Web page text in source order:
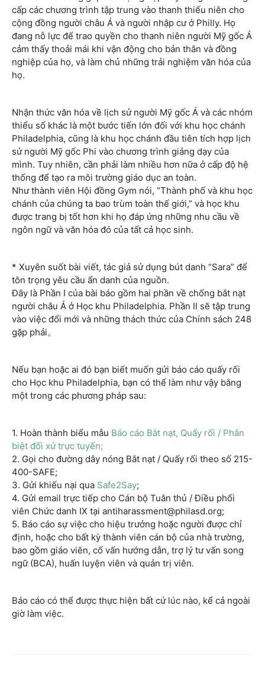
cấp các chương trình tập trung vào thanh thiếu niên cho
cộng đồng người châu Á và người nhập cư ở Philly. Họ
đang nỗ lực để trao quyền cho thanh niên người Mỹ gốc Á
cảm thấy thoải mái khi vận động cho bản thân và đồng
nghiệp của họ, và làm chủ những trải nghiệm văn hóa của
họ.
Nhận thức văn hóa về lịch sử người Mỹ gốc Á và các nhóm
thiểu số khác là một bước tiến lớn đối với khu học chánh
Philadelphia, cũng là khu học chánh đầu tiên tích hợp lịch
sử người Mỹ gốc Phi vào chương trình giảng dạy của
mình. Tuy nhiên, cần phải làm nhiều hơn nữa ở cấp độ hệ
thống để tạo ra môi trường giáo dục an toàn.
Như thành viên Hội đồng Gym nói, “Thành phố và khu học
chánh của chúng ta bao trùm toàn thế giới,” và học khu
được trang bị tốt hơn khi họ đáp ứng những nhu cầu về
ngôn ngữ và văn hóa đó của tất cả học sinh.
* Xuyên suốt bài viết, tác giả sử dụng bút danh “Sara” để
tôn trọng yêu cầu ẩn danh của nguồn.
Đây là Phần I của bài báo gồm hai phần về chống bắt nạt
người châu Á ở Học khu Philadelphia. Phần II sẽ tập trung
vào việc đổi mới và những thách thức của Chính sách 248
gặp phải。
Nếu bạn hoặc ai đó bạn biết muốn gửi báo cáo quấy rối
cho Học khu Philadelphia, bạn có thể làm như vậy bằng
một trong các phương pháp sau:
1. Hoàn thành biểu mẫu Báo cáo Bắt nạt, Quấy rối / Phân
biệt đối xử trực tuyến;
2. Gọi cho đường dây nóng Bắt nạt / Quấy rối theo số 215-
400-SAFE;
3. Gửi khiếu nại qua Safe2Say;
4. Gửi email trực tiếp cho Cán bộ Tuân thủ / Điều phối
viên Chức danh IX tại antiharassment@philasd.org;
5. Báo cáo sự việc cho hiệu trưởng hoặc người được chỉ
định, hoặc cho bất kỳ thành viên cán bộ của nhà trường,
bao gồm giáo viên, cố vấn hướng dẫn, trợ lý tư vấn song
ngữ (BCA), huấn luyện viên và quản trị viên.
Báo cáo có thể được thực hiện bất cứ lúc nào, kể cả ngoài
giờ làm việc.